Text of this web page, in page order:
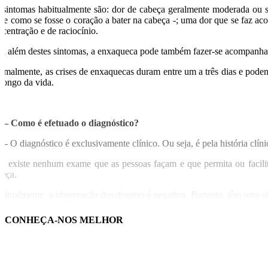
sintomas habitualmente são: dor de cabeça geralmente moderada
como se fosse o coração a bater na cabeça -; uma dor que se faz
e de raciocínio.
além destes sintomas, a enxaqueca pode também fazer-se
as crises de enxaquecas duram entre um a três dias e
da vida.
– Como é efetuado o diagnóstico?
–O diagnóstico é exclusivamente clínico. Ou seja, é pela história
existe nenhum exame que as pessoas façam e que permita ou
a observação dos doentes é negativa. Portanto, têm uma
conjunto de todos estes dados que nos permitem chegar ao diagnóstico.
CONHEÇA-NOS MELHOR